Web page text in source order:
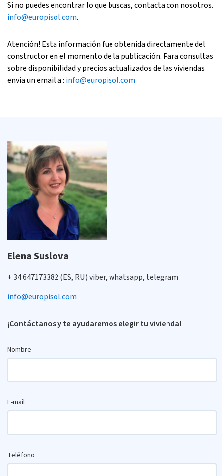
Si no puedes encontrar lo que buscas, contacta con nosotros.
info@europisol.com.
Atención! Esta información fue obtenida directamente del
constructor en el momento de la publicación. Para consultas
sobre disponibilidad y precios actualizados de las viviendas
envia un email a : info@europisol.com
Elena Suslova
+ 34 647173382 (ES, RU) viber, whatsapp, telegram
info@europisol.com
¡Contáctanos y te ayudaremos elegir tu vivienda!
Nombre
E-mail
Teléfono